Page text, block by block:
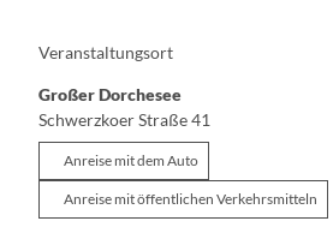
Veranstaltungsort
Großer Dorchesee
Schwerzkoer Straße 41
Anreise mit dem Auto
Anreise mit öffentlichen Verkehrsmitteln